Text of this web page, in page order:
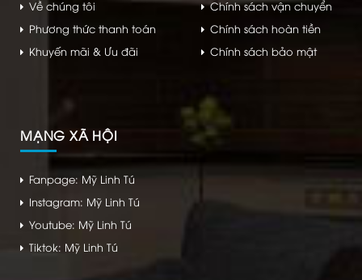
Về chúng tôi
Phương thức thanh toán
Khuyến mãi & Ưu đãi
Chính sách vận chuyển
Chính sách hoàn tiền
Chính sách bảo mật
MẠNG XÃ HỘI
Fanpage: Mỹ Linh Tú
Instagram: Mỹ Linh Tú
Youtube: Mỹ Linh Tú
Tiktok: Mỹ Linh Tú